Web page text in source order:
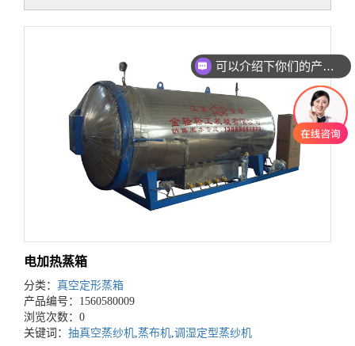
电加热蒸箱
分类： 真空定形蒸箱
产品编号：1560580009
浏览次数：0
关键词： 抽真空蒸纱机,蒸布机,调湿定型蒸纱机
可以介绍下你们的产品么